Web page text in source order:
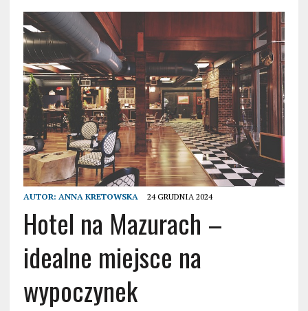
AUTOR: ANNA KRETOWSKA 24 GRUDNIA 2024
Hotel na Mazurach –
idealne miejsce na
wypoczynek